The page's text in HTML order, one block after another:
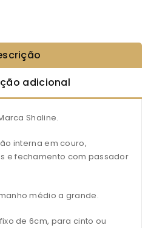
adicional
Shaline.
interna em couro,
e fechamento com passador
médio a grande.
de 6cm, para cinto ou